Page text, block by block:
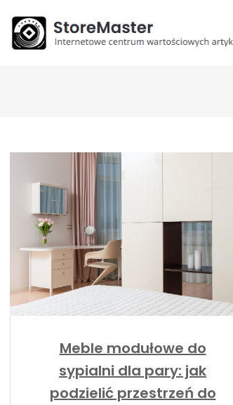
Meble modułowe do
sypialni dla pary: jak
podzielić przestrzeń do